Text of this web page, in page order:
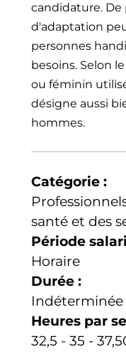
candidature. De
d'adaptation
personnes
besoins. Selon
ou féminin
désigne aussi
hommes.
Catégorie :
santé et des
Période
Horaire
Durée :
Indéterminée
Heures par
32,5 - 35 -